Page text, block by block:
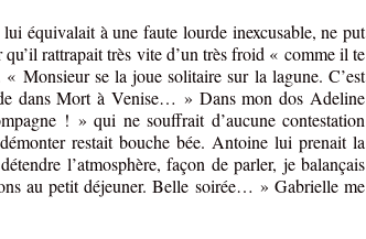
équivalait à une faute lourde inexcusable, ne put
rattrapait très vite d’un très froid « comme il te
Monsieur se la joue solitaire sur la lagune. C’est
dans Mort à Venise… » Dans mon dos Adeline
! » qui ne souffrait d’aucune contestation
restait bouche bée. Antoine lui prenait la
l’atmosphère, façon de parler, je balançais
au petit déjeuner. Belle soirée… » Gabrielle me